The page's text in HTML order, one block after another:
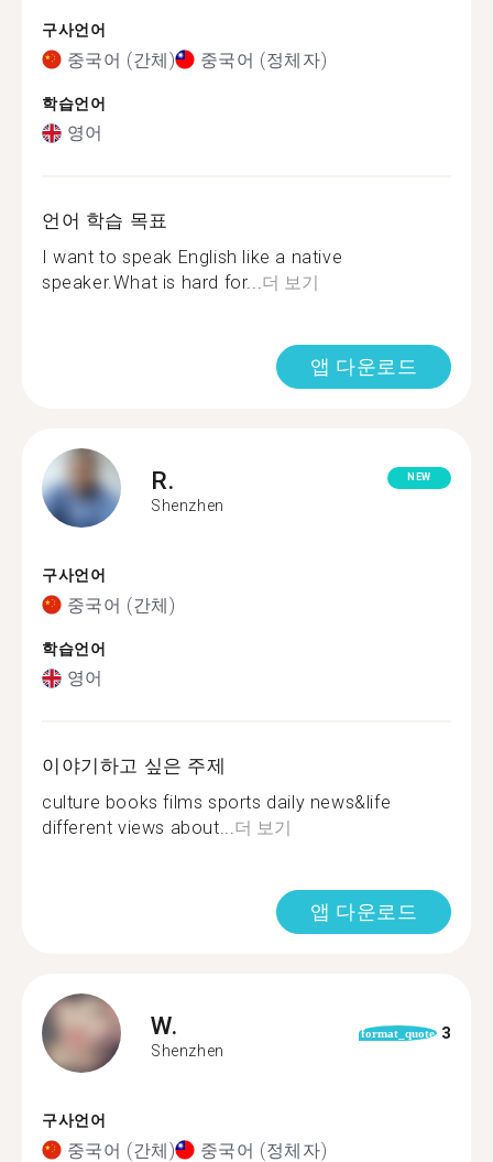
구사언어
중국어 (간체) 중국어 (정체자)
학습언어
영어
언어 학습 목표
I want to speak English like a native
speaker.What is hard for...더 보기
앱 다운로드
R.
Shenzhen
NEW
구사언어
중국어 (간체)
학습언어
영어
이야기하고 싶은 주제
culture books films sports daily news&life
different views about...더 보기
앱 다운로드
W.
Shenzhen
format_quote 3
구사언어
중국어 (간체) 중국어 (정체자)